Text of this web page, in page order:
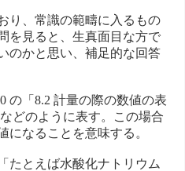
り、常識の範疇に入るもの
を見ると、生真面目な方で
のかと思い、補足的な回答
の「8.2 計量の際の数値の表
どのように表す。この場合
になることを意味する。
たとえば水酸化ナトリウム